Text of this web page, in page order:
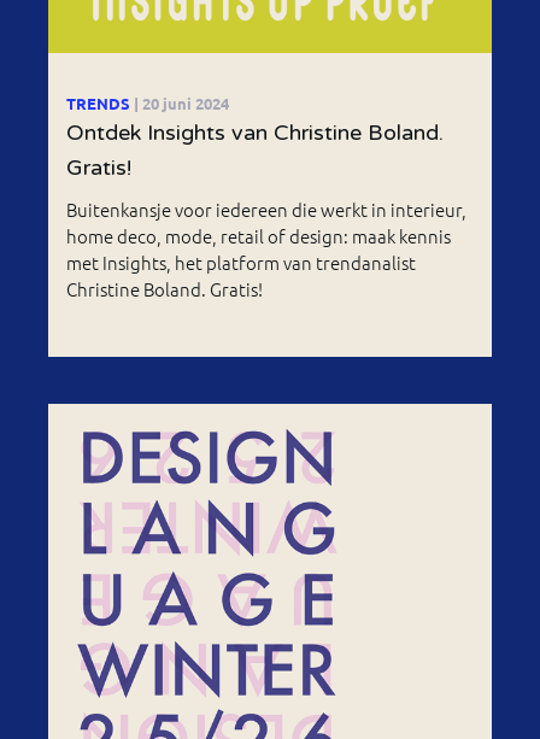
TRENDS | 20 juni 2024
Ontdek Insights van Christine Boland.
Gratis!
Buitenkansje voor iedereen die werkt in interieur,
home deco, mode, retail of design: maak kennis
met Insights, het platform van trendanalist
Christine Boland. Gratis!